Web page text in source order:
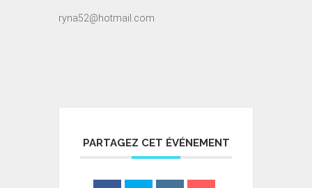
ryna52@hotmail.com
PARTAGEZ CET ÉVÉNEMENT